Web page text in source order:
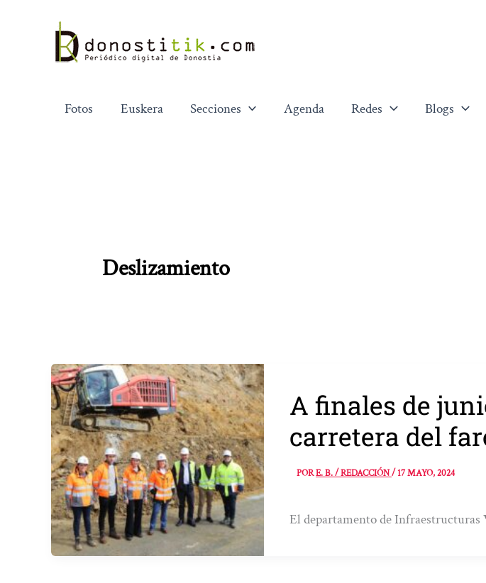
contenido
Fotos Euskera Secciones Agenda Redes Blogs
Deslizamiento
A finales de
carretera del
PORE. B. / REDACCIÓN/17 MAYO, 2024
El departamento de